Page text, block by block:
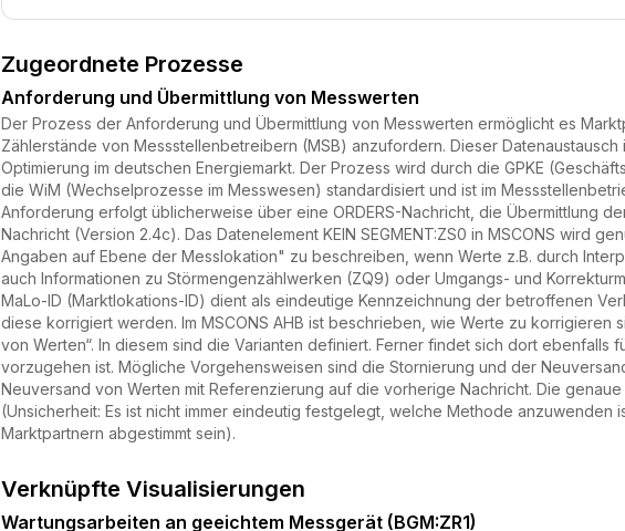
Zugeordnete Prozesse
Anforderung und Übermittlung von Messwerten
Der Prozess der Anforderung und Übermittlung von Messwerten ermöglicht es
Zählerstände von Messstellenbetreibern (MSB) anzufordern. Dieser
Optimierung im deutschen Energiemarkt. Der Prozess wird durch die GPKE
die WiM (Wechselprozesse im Messwesen) standardisiert und ist im
Anforderung erfolgt üblicherweise über eine ORDERS-Nachricht, die Übermittlung
Nachricht (Version 2.4c). Das Datenelement KEIN SEGMENT:ZS0 in MSCONS wird
Angaben auf Ebene der Messlokation" zu beschreiben, wenn Werte z.B. durch
auch Informationen zu Störmengenzählwerken (ZQ9) oder Umgangs- und
MaLo-ID (Marktlokations-ID) dient als eindeutige Kennzeichnung der betroffenen
diese korrigiert werden. Im MSCONS AHB ist beschrieben, wie Werte zu korrigieren
von Werten“. In diesem sind die Varianten definiert. Ferner findet sich dort
vorzugehen ist. Mögliche Vorgehensweisen sind die Stornierung und der
Neuversand von Werten mit Referenzierung auf die vorherige Nachricht. Die
(Unsicherheit: Es ist nicht immer eindeutig festgelegt, welche Methode anzuwenden
Marktpartnern abgestimmt sein).
Verknüpfte Visualisierungen
Wartungsarbeiten an geeichtem Messgerät (BGM:ZR1)